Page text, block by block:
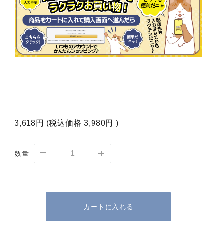
3,618円 (税込価格3,980円 )
数量
カートに入れる